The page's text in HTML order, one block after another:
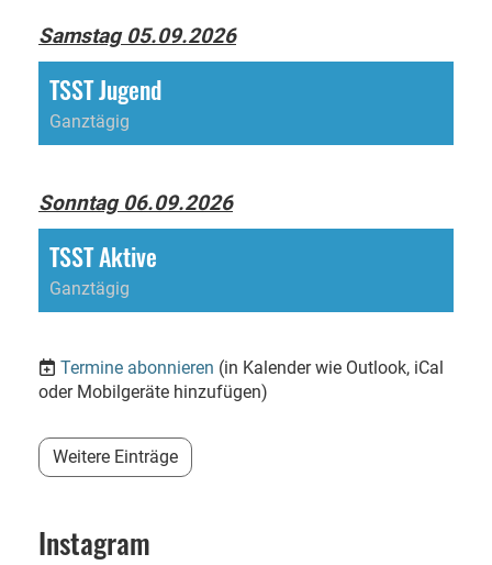
Samstag 05.09.2026
TSST Jugend
Ganztägig
Sonntag 06.09.2026
TSST Aktive
Ganztägig
Termine abonnieren (in Kalender wie Outlook, iCal
oder Mobilgeräte hinzufügen)
Weitere Einträge
Instagram